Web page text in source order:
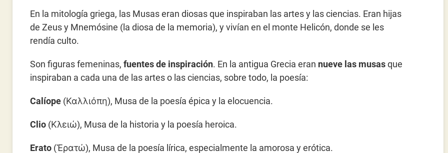
En la mitología griega, las Musas eran diosas que inspiraban las artes y las ciencias. Eran hijas
de Zeus y Mnemósine (la diosa de la memoria), y vivían en el monte Helicón, donde se les
rendía culto.
Son figuras femeninas, fuentes de inspiración. En la antigua Grecia eran nueve las musasque
inspiraban a cada una de las artes o las ciencias, sobre todo, la poesía:
Calíope (Καλλιόπη), Musa de la poesía épica y la elocuencia.
Clio (Κλειώ), Musa de la historia y la poesía heroica.
Erato (Ἐρατώ), Musa de la poesía lírica, especialmente la amorosa y erótica.